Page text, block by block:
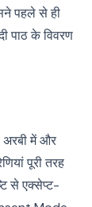
पहले से ही
पाठ के विवरण
में और
पूरी तरह
से एक्सेप्ट-